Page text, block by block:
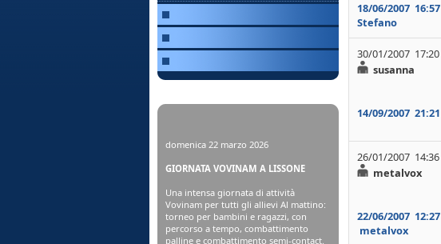
domenica 22 marzo 2026
GIORNATA VOVINAM A LISSONE
Una intensa giornata di attività
Vovinam per tutti gli allievi Al mattino:
torneo per bambini e ragazzi, con
percorso a tempo, combattimento
palline e combattimento semi-contact.
18/06/2007 16:57
Stefano
30/01/2007 17:20
susanna
14/09/2007 21:21
26/01/2007 14:36
metalvox
22/06/2007 12:27
metalvox